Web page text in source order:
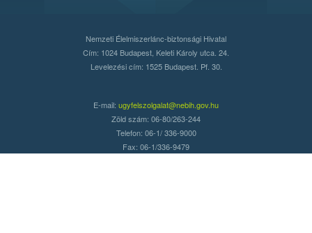
Nemzeti Élelmiszerlánc-biztonsági Hivatal
Cím: 1024 Budapest, Keleti Károly utca. 24.
Levelezési cím: 1525 Budapest. Pf. 30.
E-mail: ugyfelszolgalat@nebih.gov.hu
Zöld szám: 06-80/263-244
Telefon: 06-1/ 336-9000
Fax: 06-1/336-9479